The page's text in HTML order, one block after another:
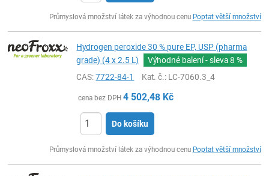
Průmyslová množství látek za výhodnou cenu Poptat větší množství
Hydrogen peroxide 30 % pure EP, USP (pharma
grade) (4 x 2.5 L)
Výhodné balení - sleva8 %
CAS:7722-84-1 Kat. č.: LC-7060.3_4
cena bez DPH 4 502,48 Kč
Do košíku
Průmyslová množství látek za výhodnou cenu Poptat větší množství